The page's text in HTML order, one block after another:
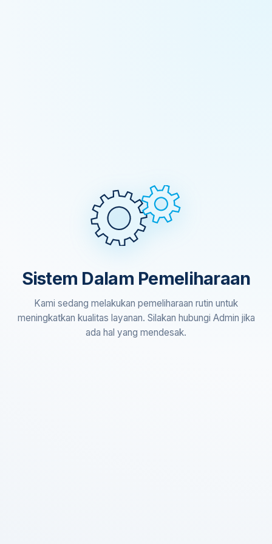
Sistem Dalam Pemeliharaan
Kami sedang melakukan pemeliharaan rutin untuk
meningkatkan kualitas layanan. Silakan hubungi Admin jika
ada hal yang mendesak.